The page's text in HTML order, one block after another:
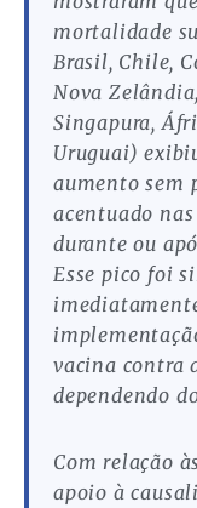
mortalidade
Brasil, Chile,
Nova
Singapura,
Uruguai)
aumento sem
acentuado
durante ou
Esse pico foi
vacina contra
dependendo
Com relação
apoio à